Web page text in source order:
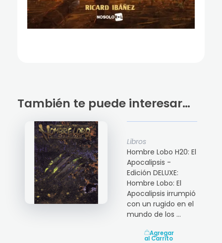
También te puede interesar…
Libros
Hombre Lobo H20: El
Apocalipsis -
Edición DELUXE:
Hombre Lobo: El
Apocalipsis irrumpió
con un rugido en el
mundo de los ...
Agregar
al Carrito